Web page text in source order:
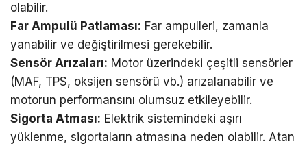
olabilir.
Far Ampulü Patlaması: Far ampulleri, zamanla
yanabilir ve değiştirilmesi gerekebilir.
Sensör Arızaları: Motor üzerindeki çeşitli sensörler
(MAF, TPS, oksijen sensörü vb.) arızalanabilir ve
motorun performansını olumsuz etkileyebilir.
Sigorta Atması: Elektrik sistemindeki aşırı
yüklenme, sigortaların atmasına neden olabilir. Atan